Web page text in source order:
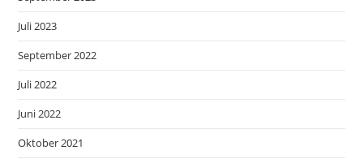
Juli 2023
September 2022
Juli 2022
Juni 2022
Oktober 2021